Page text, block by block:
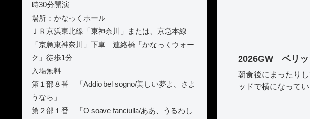
2026GW ベリッ
朝食後にまったり
ッドで横になって
時30分開演
場所：かなっくホール
ＪＲ京浜東北線「東神奈川」または、京急本線
「京急東神奈川」下車 連絡橋「かなっくウォー
ク」徒歩1分
入場無料
第１部８番 「Addio bel sogno/美しい夢よ、さよ
うなら」
第２部１番 「O soave fanciulla/ああ、うるわし